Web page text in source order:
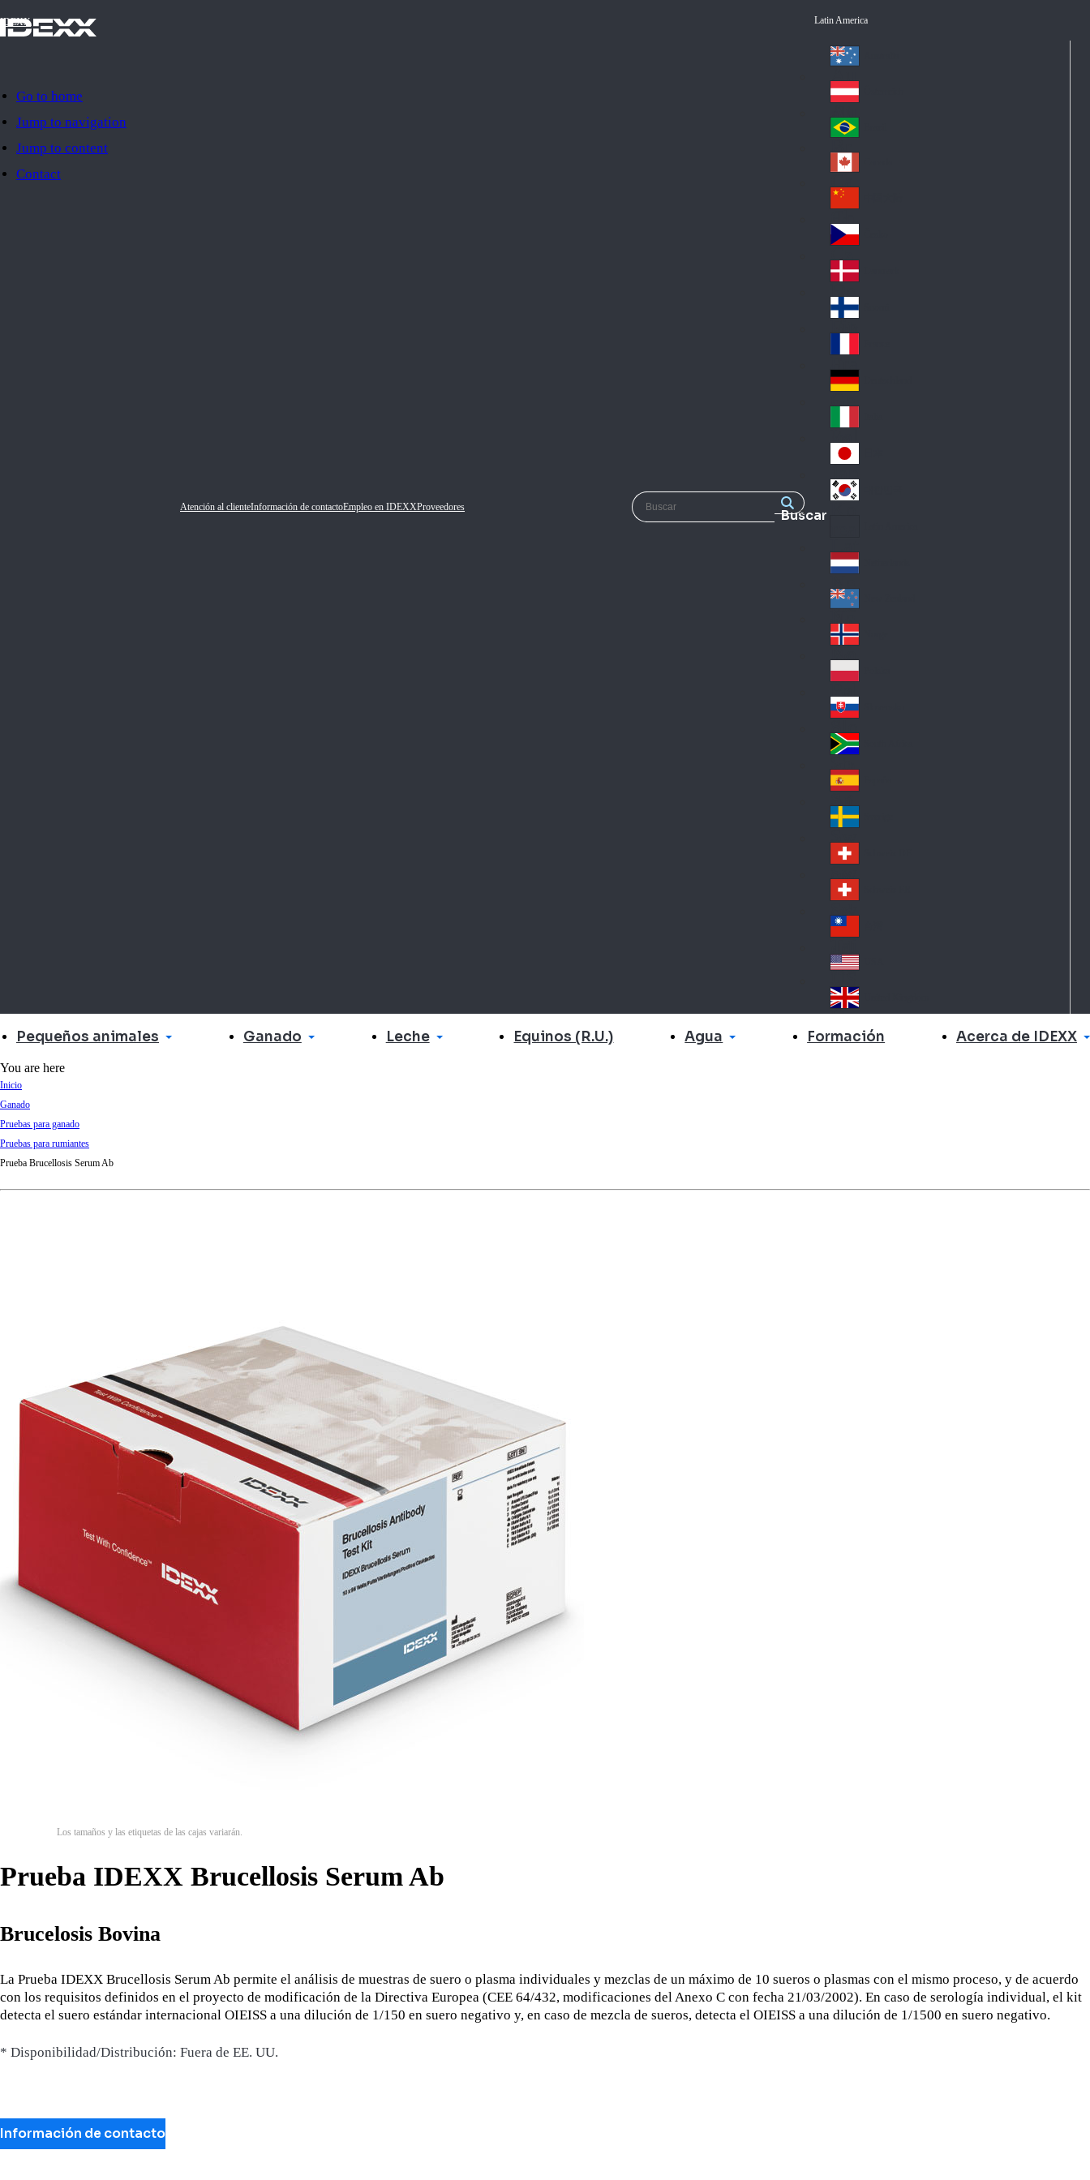
Go to home
Jump to navigation
Jump to content
Contact
IDEXX
Atención al clienteInformación de contactoEmpleo en IDEXXProveedores Buscar
Latin America
Au
str
ali
a
Au
stri
a
Br
azi
l
Ca
na
da
Ch
ina
Cz
ec
h
De
nm
ark
Fin
d
Fra
nc
e
Ge
an
y
Ital
y
Jap
an
Lat
in
A
me
ric
a
Ne
the
rla
nd
s
Ne
w
Ze
ala
nd
No
rw
ay
Pol
an
d
Slo
va
kia
So
uth
Af
ric
a
Sp
ain
Sw
ed
en
Sw
itz
erl
an
d
Sw
itz
erl
an
d
wa
n
A
Un
ite
Pequeños animales Ganado Leche Equinos (R.U.) Agua Formación Acerca de IDEXX
You are here
Inicio
Ganado
Pruebas para ganado
Pruebas para rumiantes
Prueba Brucellosis Serum Ab
Los tamaños y las etiquetas de las cajas variarán.
Prueba IDEXX Brucellosis Serum Ab
Brucelosis Bovina
La Prueba IDEXX Brucellosis Serum Ab permite el análisis de muestras de suero o plasma individuales y mezclas de un máximo de 10 sueros o plasmas con el mismo proceso, y de acuerdo
con los requisitos definidos en el proyecto de modificación de la Directiva Europea (CEE 64/432, modificaciones del Anexo C con fecha 21/03/2002). En caso de serología individual, el kit
detecta el suero estándar internacional OIEISS a una dilución de 1/150 en suero negativo y, en caso de mezcla de sueros, detecta el OIEISS a una dilución de 1/1500 en suero negativo.
* Disponibilidad/Distribución: Fuera de EE. UU.
Información de contacto